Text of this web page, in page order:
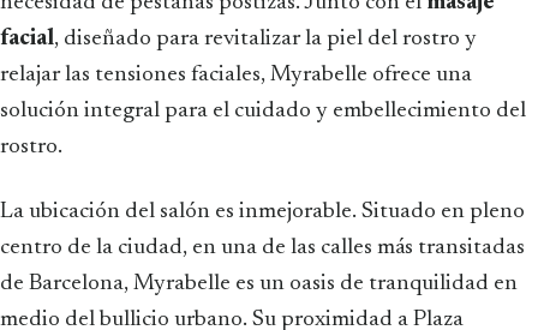
facial, diseñado para revitalizar la piel del rostro y
relajar las tensiones faciales, Myrabelle ofrece una
solución integral para el cuidado y embellecimiento del
rostro.
La ubicación del salón es inmejorable. Situado en pleno
centro de la ciudad, en una de las calles más transitadas
de Barcelona, Myrabelle es un oasis de tranquilidad en
medio del bullicio urbano. Su proximidad a Plaza